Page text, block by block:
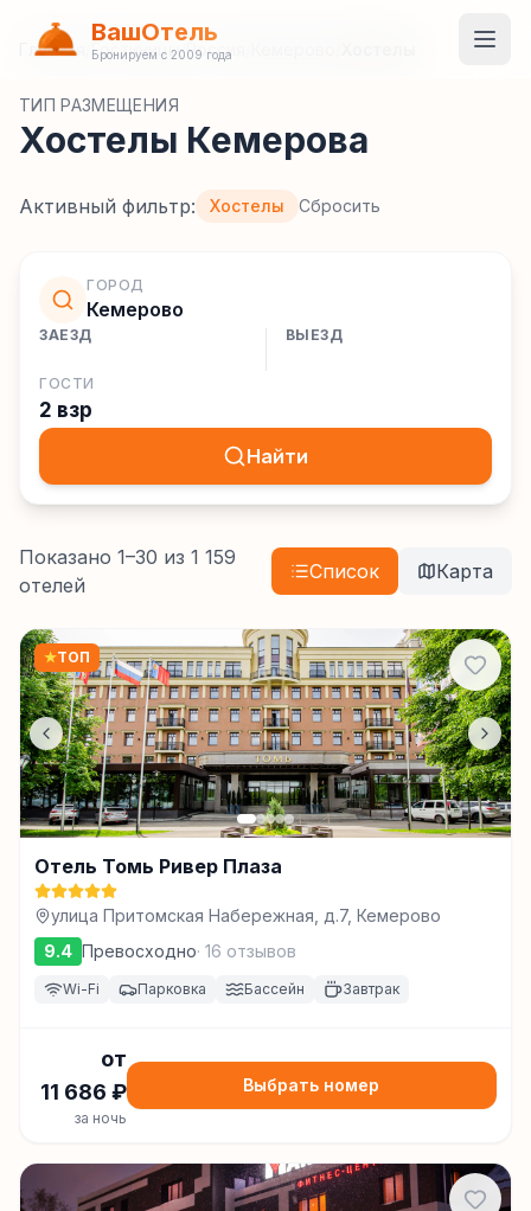
ВашОтель
Бронируем с 2009 года
Главная Гостиницы/Россия
ТИП РАЗМЕЩЕНИЯ
Хостелы Кемерова
Активный фильтр: Хостелы Сбросить
ГОРОД
Кемерово
ЗАЕЗД ВЫЕЗД
ГОСТИ
2 взр
Найти
Показано 1–30 из 1 159
отелей
Список Карта
★ТОП
Отель Томь Ривер Плаза
улица Притомская Набережная, д.7, Кемерово
9.4 Превосходно· 16 отзывов
Wi-Fi Парковка Бассейн Завтрак
от
11 686 ₽
за ночь
Выбрать номер